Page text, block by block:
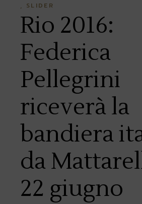
SLIDER
Rio 2016:
Federica
Pellegrini
riceverà la
bandiera
da
22 giugno